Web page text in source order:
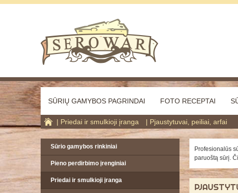
SŪRIŲ GAMYBOS PAGRINDAI FOTO RECEPTAI
Priedai ir smulkioji įranga Pjaustytuvai, peiliai, arfai
Sūrio gamybos rinkiniai
Pieno perdirbimo įrenginiai
Priedai ir smulkioji įranga
Profesionalūs
paruoštą sūrį.